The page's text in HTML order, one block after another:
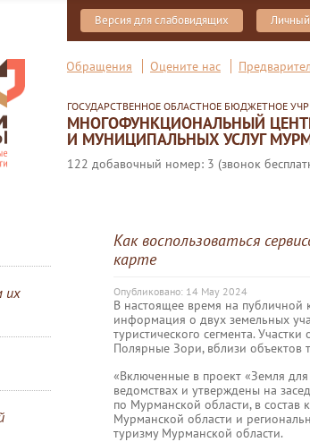
Версия для слабовидящих
Обращения Оцените нас
ГОСУДАРСТВЕННОЕ ОБЛАСТНОЕ БЮДЖЕТНОЕ
МНОГОФУНКЦИОНАЛЬНЫЙ
И МУНИЦИПАЛЬНЫХ УСЛУГ
122 добавочный номер: 3 (звонок
их
Как воспользоваться
карте
Опубликовано: 14 May 2024
В настоящее время на публичной
информация о двух земельных
туристического сегмента.
Полярные Зори, вблизи объектов
«Включенные в проект «Земля
ведомствах и утверждены на
по Мурманской области, в состав
Мурманской области и
туризму Мурманской области.